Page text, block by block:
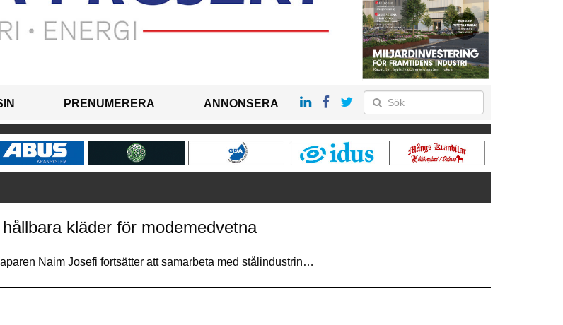
PRENUMERERA ANNONSERA
kläder för modemedvetna
Naim Josefi fortsätter att samarbeta med stålindustrin…